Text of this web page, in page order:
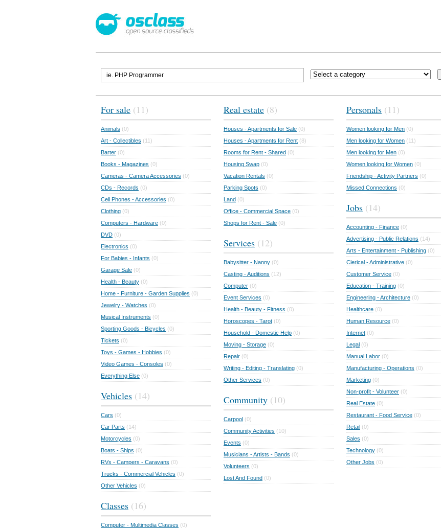
For sale (11)
Animals (0)
Art - Collectibles (11)
Barter (0)
Books - Magazines (0)
Cameras - Camera Accessories (0)
CDs - Records (0)
Cell Phones - Accessories (0)
Clothing (0)
Computers - Hardware (0)
DVD (0)
Electronics (0)
For Babies - Infants (0)
Garage Sale (0)
Health - Beauty (0)
Home - Furniture - Garden Supplies (0)
Jewelry - Watches (0)
Musical Instruments (0)
Sporting Goods - Bicycles (0)
Tickets (0)
Toys - Games - Hobbies (0)
Video Games - Consoles (0)
Everything Else (0)
Vehicles (14)
Cars (0)
Car Parts (14)
Motorcycles (0)
Boats - Ships (0)
RVs - Campers - Caravans (0)
Trucks - Commercial Vehicles (0)
Other Vehicles (0)
Classes (16)
Computer - Multimedia Classes (0)
Real estate (8)
Houses - Apartments for Sale (0)
Houses - Apartments for Rent (8)
Rooms for Rent - Shared (0)
Housing Swap (0)
Vacation Rentals (0)
Parking Spots (0)
Land (0)
Office - Commercial Space (0)
Shops for Rent - Sale (0)
Services (12)
Babysitter - Nanny (0)
Casting - Auditions (12)
Computer (0)
Event Services (0)
Health - Beauty - Fitness (0)
Horoscopes - Tarot (0)
Household - Domestic Help (0)
Moving - Storage (0)
Repair (0)
Writing - Editing - Translating (0)
Other Services (0)
Community (10)
Carpool (0)
Community Activities (10)
Events (0)
Musicians - Artists - Bands (0)
Volunteers (0)
Lost And Found (0)
Personals (11)
Women looking for Men (0)
Men looking for Women (11)
Men looking for Men (0)
Women looking for Women (0)
Friendship - Activity Partners (0)
Missed Connections (0)
Jobs (14)
Accounting - Finance (0)
Advertising - Public Relations (14)
Arts - Entertainment - Publishing (0)
Clerical - Administrative (0)
Customer Service (0)
Education - Training (0)
Engineering - Architecture (0)
Healthcare (0)
Human Resource (0)
Internet (0)
Legal (0)
Manual Labor (0)
Manufacturing - Operations (0)
Marketing (0)
Non-profit - Volunteer (0)
Real Estate (0)
Restaurant - Food Service (0)
Retail (0)
Sales (0)
Technology (0)
Other Jobs (0)